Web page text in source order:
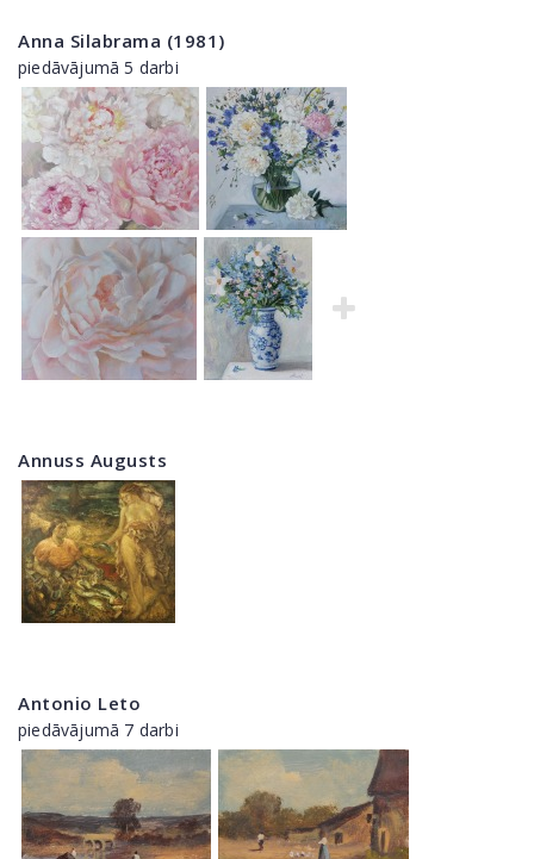
Anna Silabrama (1981)
piedāvājumā 5 darbi
Annuss Augusts
Antonio Leto
piedāvājumā 7 darbi